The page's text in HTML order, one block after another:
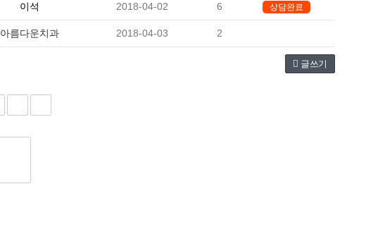
이석 2018-04-02 6 상담완료
아름다운치과 2018-04-03 2
글쓰기